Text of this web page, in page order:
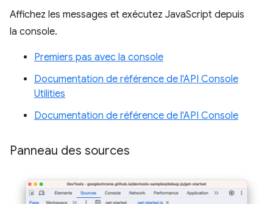
Affichez les messages et exécutez JavaScript depuis
la console.
Premiers pas avec la console
Documentation de référence de l'API Console
Utilities
Documentation de référence de l'API Console
Panneau des sources